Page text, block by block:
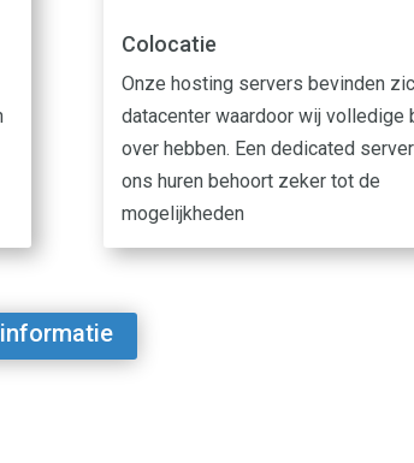
Colocatie
Onze hosting servers bevinden
datacenter waardoor wij volledige
over hebben. Een dedicated
ons huren behoort zeker tot de
mogelijkheden